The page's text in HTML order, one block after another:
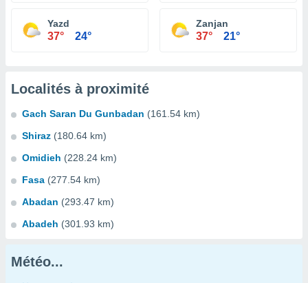
Yazd
37° 24°
Zanjan
37° 21°
Localités à proximité
Gach Saran Du Gunbadan (161.54 km)
Shiraz (180.64 km)
Omidieh (228.24 km)
Fasa (277.54 km)
Abadan (293.47 km)
Abadeh (301.93 km)
Météo...